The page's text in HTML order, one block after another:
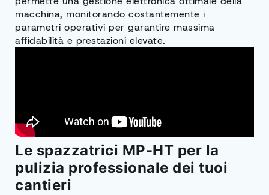
macchina, monitorando costantemente i
parametri operativi per garantire massima
affidabilità e prestazioni elevate.
Le spazzatrici MP-HT per la
pulizia professionale dei tuoi
cantieri